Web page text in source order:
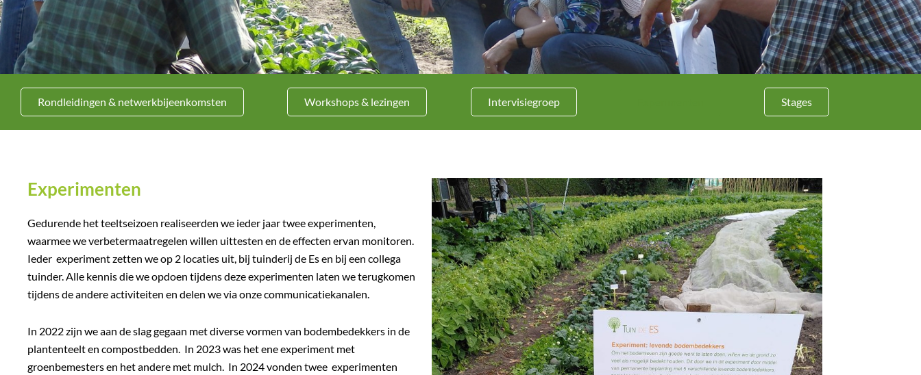
Rondleidingen & netwerkbijeenkomsten Workshops & lezingen Intervisiegroep Stages
Experimenten
Gedurende het teeltseizoen realiseerden we ieder jaar twee experimenten,
waarmee we verbetermaatregelen willen uittesten en de effecten ervan monitoren.
Ieder experiment zetten we op 2 locaties uit, bij tuinderij de Es en bij een collega
tuinder. Alle kennis die we opdoen tijdens deze experimenten laten we terugkomen
tijdens de andere activiteiten en delen we via onze communicatiekanalen.
In 2022 zijn we aan de slag gegaan met diverse vormen van bodembedekkers in de
plantenteelt en compostbedden. In 2023 was het ene experiment met
groenbemesters en het andere met mulch. In 2024 vonden twee experimenten